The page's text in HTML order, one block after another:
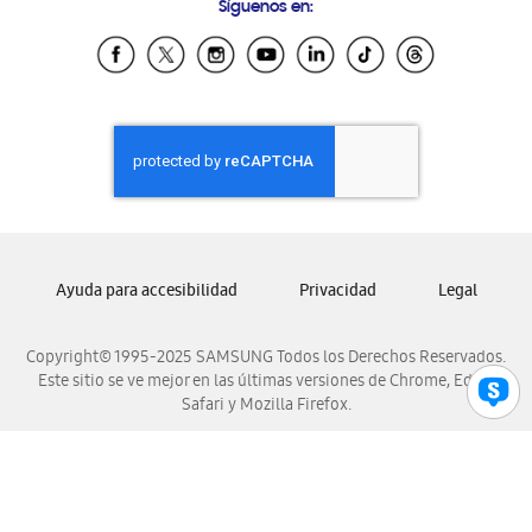
Samsung Ecuador
Samsung El Salvador
Samsung Honduras
Samsung Nicaragua
Samsung Panamá
Samsung Venezuela
Síguenos en:
Copyright© 1995-2025 SAMSUNG Todos los Derechos Reservados.
Este sitio se ve mejor en las últimas versiones de Chrome, Edge,
Safari y Mozilla Firefox.
Ayuda para accesibilidad Privacidad Legal